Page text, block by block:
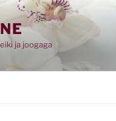
ja joogaga